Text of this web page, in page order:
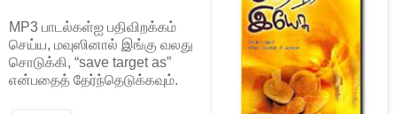
MP3 பாடல்கள்ஐ பதிவிறக்கம்
செய்ய, மவுஸினால் இங்கு வலது
சொடுக்கி, “save target as”
என்பதைத் தேர்ந்தெடுக்கவும்.